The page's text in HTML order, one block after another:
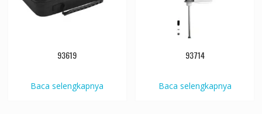
93619
Baca selengkapnya
93714
Baca selengkapnya